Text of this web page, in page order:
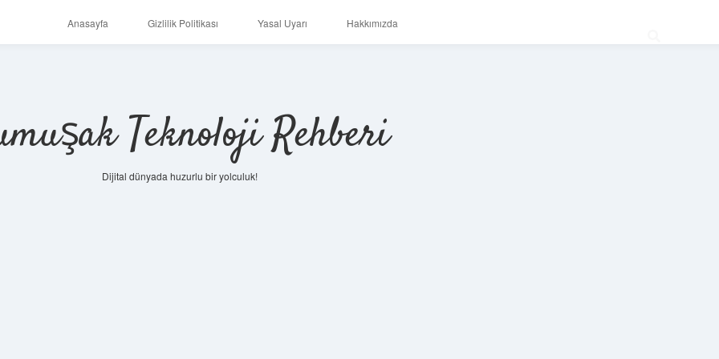
Anasayfa Gizlilik Politikası Yasal Uyarı Hakkımızda
Teknoloji Rehberi
Dijital dünyada huzurlu bir yolculuk!